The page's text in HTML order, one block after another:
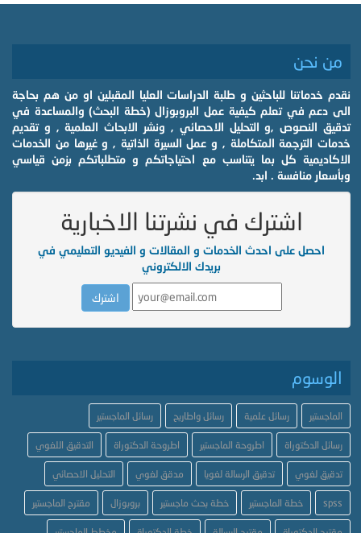
من نحن
نقدم خدماتنا للباحثين و طلبة الدراسات العليا المقبلين او من هم بحاجة
الى دعم في تعلم كيفية عمل البروبوزال (خطة البحث) والمساعدة في
تدقيق النصوص ,و التحليل الاحصائي , ونشر الابحاث العلمية , و تقديم
خدمات الترجمة المتكاملة , و عمل السيرة الذاتية , و غيرها من الخدمات
الاكاديمية كل بما يتناسب مع احتياجاتكم و متطلباتكم بزمن قياسي
وبأسعار منافسة . ابد.
اشترك في نشرتنا الاخبارية
احصل على احدث الخدمات و المقالات و الفيديو التعليمي في
بريدك الالكتروني
الوسوم
الماجستير رسائل علمية رسائل واطاريح رسائل الماجستير
رسائل الدكتوراة اطروحة الماجستير اطروحة الدكتوراة التدقيق اللغوي
تدقيق لغوي تدقيق الرسالة لغويا مدقق لغوي التحليل الاحصائي
spss خطة الماجستير خطة بحث ماجستير بروبوزال مقترح الماجستير